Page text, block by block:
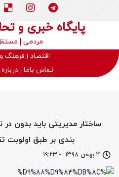
پایگاه خبری و
مردمی
اقتصاد
فرهنگ
تماس باما
۴ بهمن ۱۳۹۸ - ۱۹:۲۳
ساختار مدیریتی باید بدون
بندی بر طبق اولوبت